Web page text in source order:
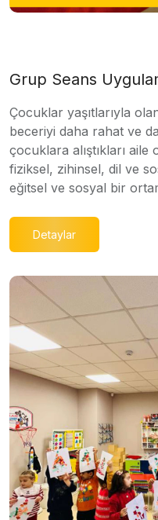
Grup Seans
Çocuklar yaşıtlarıyla
beceriyi daha rahat ve
çocuklara alıştıkları aile
fiziksel, zihinsel, dil ve
eğitsel ve sosyal bir
Detaylar